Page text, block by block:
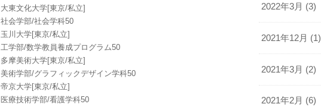
大東文化大学[東京/私立]
社会学部/社会学科50
玉川大学[東京/私立]
工学部/数学教員養成プログラム50
多摩美術大学[東京/私立]
美術学部/グラフィックデザイン学科50
帝京大学[東京/私立]
医療技術学部/看護学科50
2022年3月 (3)
2021年12月 (1)
2021年3月 (2)
2021年2月 (6)